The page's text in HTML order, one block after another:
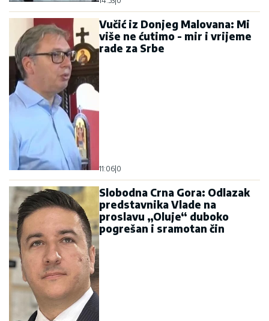
Vučić iz Donjeg Malovana: Mi
više ne ćutimo - mir i vrijeme
rade za Srbe
11:06 0
Slobodna Crna Gora: Odlazak
predstavnika Vlade na
proslavu „Oluje“ duboko
pogrešan i sramotan čin